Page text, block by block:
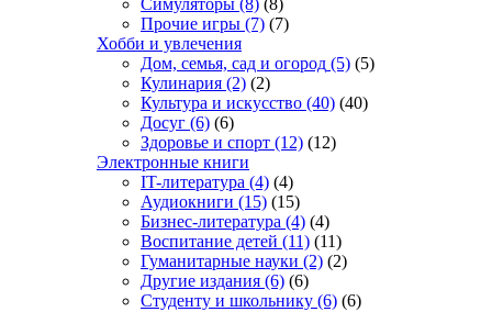
Симуляторы (8) (8)
Прочие игры (7) (7)
Хобби и увлечения
Дом, семья, сад и огород (5) (5)
Кулинария (2) (2)
Культура и искусство (40) (40)
Досуг (6) (6)
Здоровье и спорт (12) (12)
Электронные книги
IT-литература (4) (4)
Аудиокниги (15) (15)
Бизнес-литература (4) (4)
Воспитание детей (11) (11)
Гуманитарные науки (2) (2)
Другие издания (6) (6)
Студенту и школьнику (6) (6)